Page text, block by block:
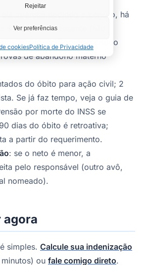
Rejeitar
Ver preferências
cookiesPolítica de Privacidade
ela aparece pedindo a pensão, há
é claramente ausente (não
abandonou), o neto criado
de abandono materno
do óbito para ação civil; 2
Se já faz tempo, veja o guia de
por morte do INSS se
dias do óbito é retroativa;
a partir do requerimento.
: se o neto é menor, a
pelo responsável (outro avô,
nomeado).
agora
simples. Calcule sua indenização
ou fale comigo direto.